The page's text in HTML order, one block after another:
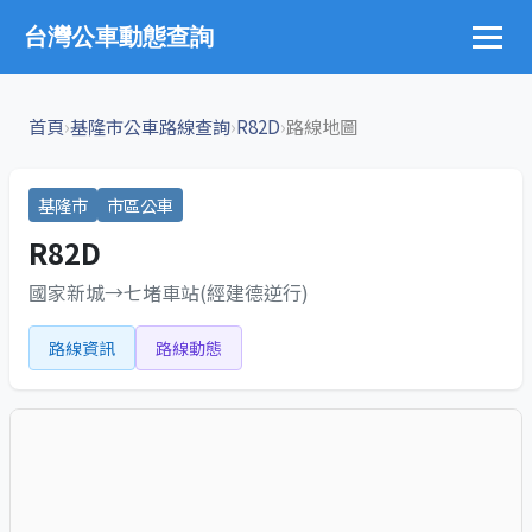
台灣公車動態查詢
首頁›基隆市公車路線查詢›R82D›路線地圖
基隆市 市區公車
R82D
國家新城→七堵車站(經建德逆行)
路線資訊 路線動態